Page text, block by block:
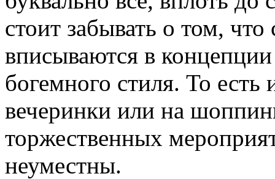
стоит забывать о том,
вписываются в
богемного стиля. То
вечеринки или на
торжественных
неуместны.